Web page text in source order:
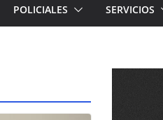
POLICIALES SERVICIOS